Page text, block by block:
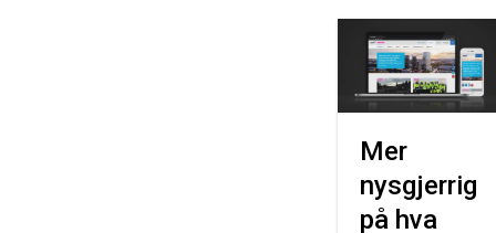
Mer
nysgjerrig
på hva